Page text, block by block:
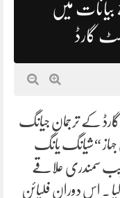
میں
گارڈ
کے ترجمان جیانگ
تحقیقی جہاز “شیانگ یانگ
سمندری علاقے
۔ اس دوران فلپائن